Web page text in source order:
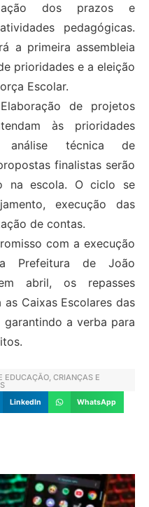
dos prazos e
pedagógicas.
a primeira assembleia
prioridades e a eleição
Escolar.
de projetos
às prioridades
análise técnica de
finalistas serão
na escola. O ciclo se
execução das
de contas.
com a execução
Prefeitura de João
abril, os repasses
Caixas Escolares das
garantindo a verba para
EDUCAÇÃO CRIANÇAS E
LinkedIn WhatsApp